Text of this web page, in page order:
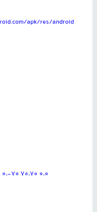
apk/res/android
0،-70 70،70 0،0